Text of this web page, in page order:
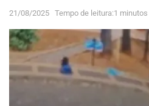
21/08/2025 Tempo de leitura:1